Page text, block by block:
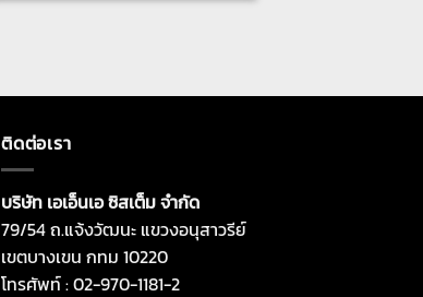
ติดต่อเรา
บริษัท เอเอ็นเอ ซิสเต็ม จำกัด
79/54 ถ.แจ้งวัฒนะ แขวงอนุสาวรีย์
เขตบางเขน กทม 10220
โทรศัพท์ : 02-970-1181-2